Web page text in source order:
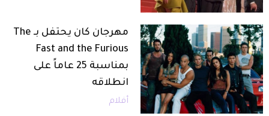
مهرجان كان يحتفل بـ The
Fast and the Furious
بمناسبة 25 عاماً على
انطلاقه
أفلام